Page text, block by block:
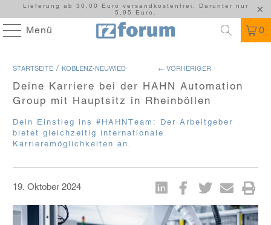
Lieferung ab 30,00 Euro versandkostenfrei. Darunter nur
5,95 Euro.
Menü 0
STARTSEITE / KOBLENZ-NEUWIED ← VORHERIGER
Deine Karriere bei der HAHN Automation
Group mit Hauptsitz in Rheinböllen
Dein Einstieg ins #HAHNTeam: Der Arbeitgeber
bietet gleichzeitig internationale
Karrieremöglichkeiten an.
19. Oktober 2024